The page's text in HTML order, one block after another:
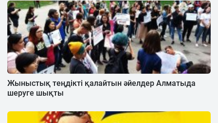
Жыныстық теңдікті қалайтын әйелдер Алматыда
шеруге шықты